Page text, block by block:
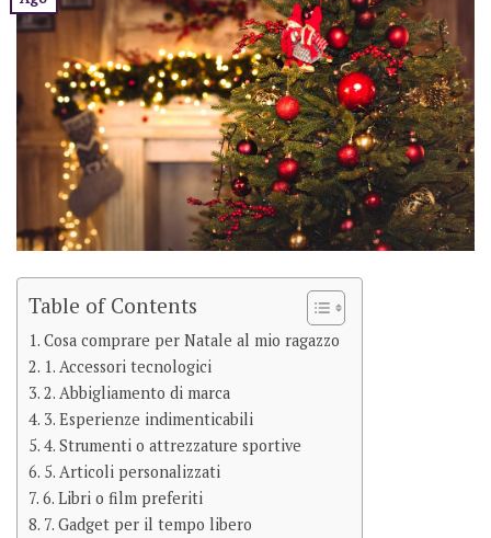
Table of Contents
Cosa comprare per Natale al mio ragazzo
1. Accessori tecnologici
2. Abbigliamento di marca
3. Esperienze indimenticabili
4. Strumenti o attrezzature sportive
5. Articoli personalizzati
6. Libri o film preferiti
7. Gadget per il tempo libero